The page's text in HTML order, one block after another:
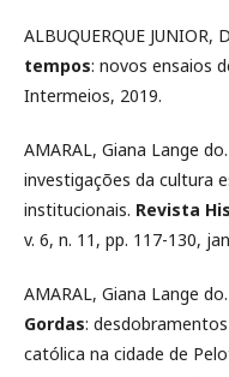
ALBUQUERQUE JUNIOR,
tempos: novos ensaios
Intermeios, 2019.
AMARAL, Giana Lange
investigações da cultura
institucionais. Revista
v. 6, n. 11, pp. 117-130,
AMARAL, Giana Lange do.
Gordas:
católica na cidade de